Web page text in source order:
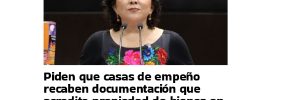
Piden que casas de empeño
recaben documentación que